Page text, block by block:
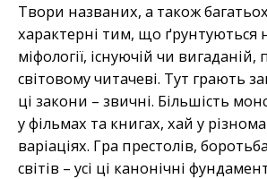
Твори названих, а також
характерні тим, що ґрунтуються
міфології, існуючій чи
світовому читачеві. Тут грають
ці закони – звичні. Більшість
у фільмах та книгах, хай у
варіаціях. Гра престолів,
світів – усі ці канонічні